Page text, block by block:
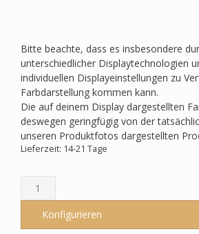
Bitte beachte, dass es insbesondere
unterschiedlicher Displaytechnologien
individuellen Displayeinstellungen zu
Farbdarstellung kommen kann.
Die auf deinem Display dargestellten
deswegen geringfügig von der
unseren Produktfotos dargestellten
Lieferzeit: 14-21 Tage
Schultüte
passend
Step
Konfigurieren